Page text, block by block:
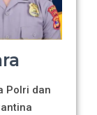
Polri dan